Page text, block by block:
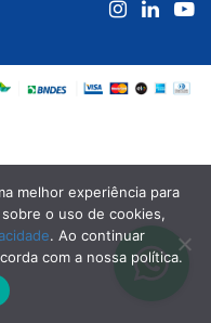
melhor experiência para
o uso de cookies,
. Ao continuar
com a nossa política.